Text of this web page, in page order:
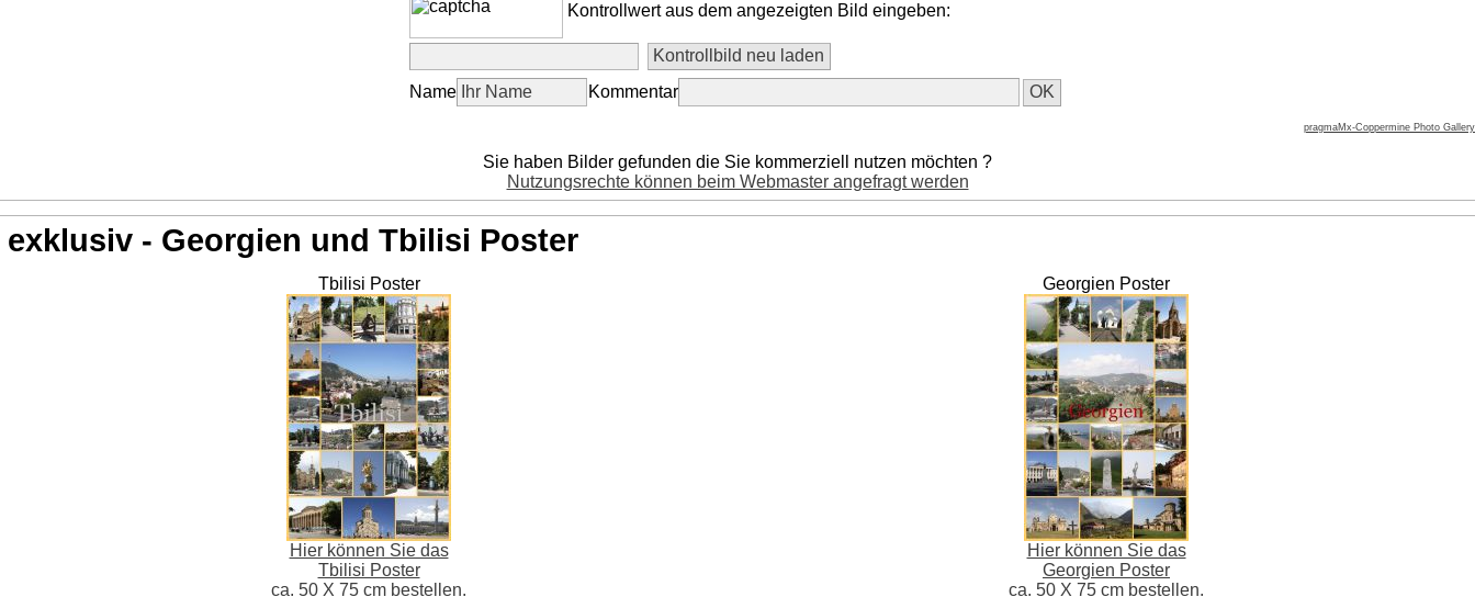
Kontrollwert aus dem angezeigten Bild eingeben:
Name Kommentar
pragmaMx-Coppermine Photo Gallery
Sie haben Bilder gefunden die Sie kommerziell nutzen möchten ?
Nutzungsrechte können beim Webmaster angefragt werden
exklusiv - Georgien und Tbilisi Poster
Tbilisi Poster
Hier können Sie das
Tbilisi Poster
ca. 50 X 75 cm bestellen.
Georgien Poster
Hier können Sie das
Georgien Poster
ca. 50 X 75 cm bestellen.